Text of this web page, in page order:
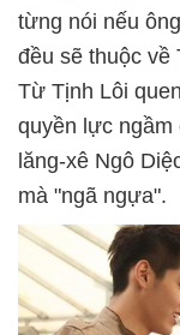
từng nói nếu
đều sẽ thuộc về
Từ Tịnh Lôi
quyền lực
lăng-xê Ngô
mà "ngã ngựa".